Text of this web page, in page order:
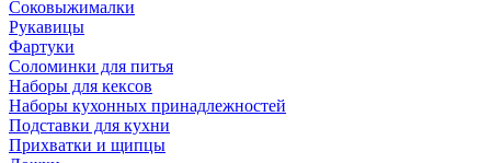
Соковыжималки
Рукавицы
Фартуки
Соломинки для питья
Наборы для кексов
Наборы кухонных принадлежностей
Подставки для кухни
Прихватки и щипцы